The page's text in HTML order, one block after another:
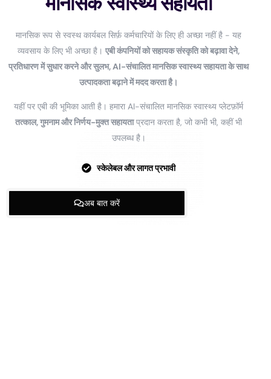
मानसिक रूप से स्वस्थ कार्यबल सिर्फ़ कर्मचारियों के लिए ही अच्छा नहीं है - यह
व्यवसाय के लिए भी अच्छा है।एबी कंपनियों को सहायक संस्कृति को बढ़ावा देने,
प्रतिधारण में सुधार करने और सुलभ, AI-संचालित मानसिक स्वास्थ्य सहायता के साथ
उत्पादकता बढ़ाने में मदद करता है।
यहीं पर एबी की भूमिका आती है। हमारा AI-संचालित मानसिक स्वास्थ्य प्लेटफ़ॉर्म
तत्काल, गुमनाम और निर्णय-मुक्त सहायताप्रदान करता है, जो कभी भी, कहीं भी
उपलब्ध है।
स्केलेबल और लागत प्रभावी
अब बात करें